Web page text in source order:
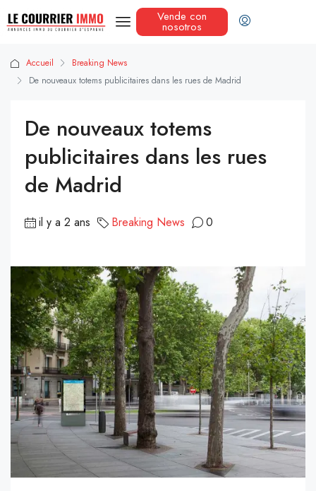
Vende con
nosotros
Accueil
Breaking News
De nouveaux totems publicitaires dans les rues de Madrid
De nouveaux totems
publicitaires dans les rues
de Madrid
il y a 2 ans Breaking News 0